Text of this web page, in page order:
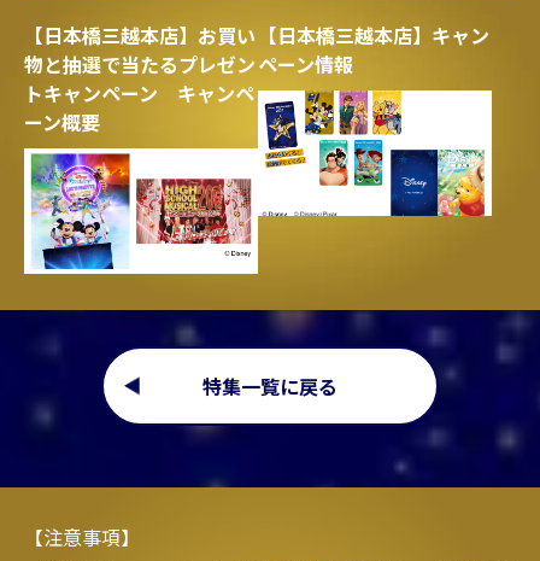
【日本橋三越本店】お買い
物と抽選で当たるプレゼン
トキャンペーン キャンペ
ーン概要
【日本橋三越本店】キャン
ペーン情報
特集一覧に戻る
【注意事項】